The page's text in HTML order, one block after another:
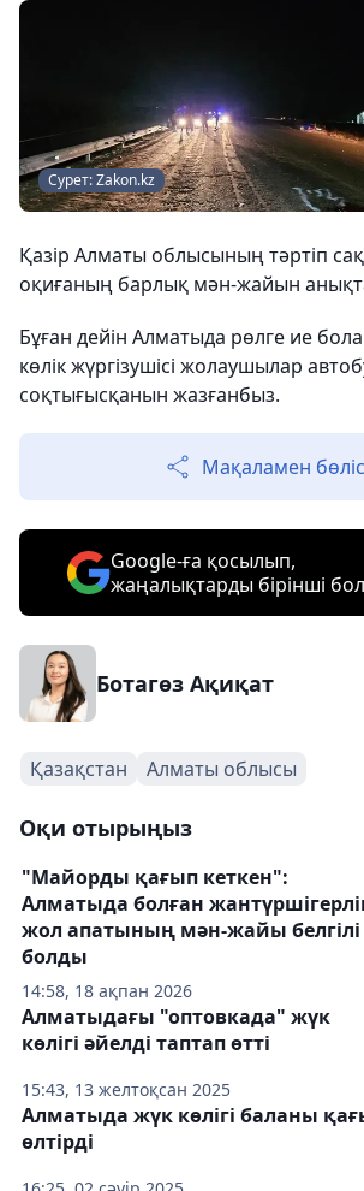
Сурет: Zakon.kz
Қазір Алматы облысының тәртіп
оқиғаның барлық мән-жайын
Бұған дейін Алматыда рөлге ие
көлік жүргізушісі жолаушылар
соқтығысқанын жазғанбыз.
Мақаламен
Google-ға қосылып,
жаңалықтарды бірінші
Ботагөз Ақиқат
Қазақстан Алматы облысы
Оқи отырыңыз
14:58, 18 ақпан 2026
"Майорды қағып кеткен":
Алматыда болған
жол апатының мән-жайы белгілі
болды
15:43, 13 желтоқсан 2025
Алматыдағы "оптовкада" жүк
көлігі әйелді таптап өтті
Алматыда жүк көлігі баланы
өлтірді